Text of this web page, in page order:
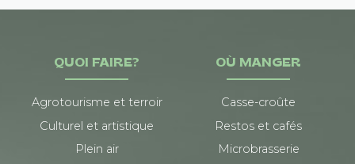
QUOI FAIRE?
Agrotourisme et terroir
Culturel et artistique
Plein air
OÙ MANGER
Casse-croûte
Restos et cafés
Microbrasserie